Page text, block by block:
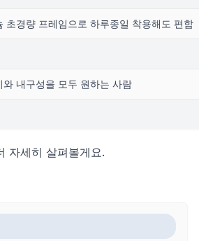
초경량 프레임으로 하루종일 착용해도 편함
와 내구성을 모두 원하는 사람
자세히 살펴볼게요.